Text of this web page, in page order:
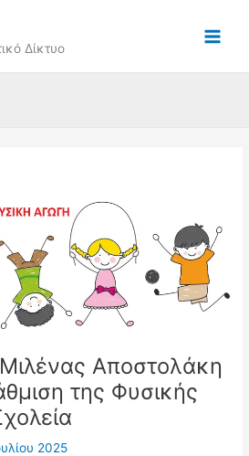
Δίκτυο
Αποστολάκη
της Φυσικής
2025